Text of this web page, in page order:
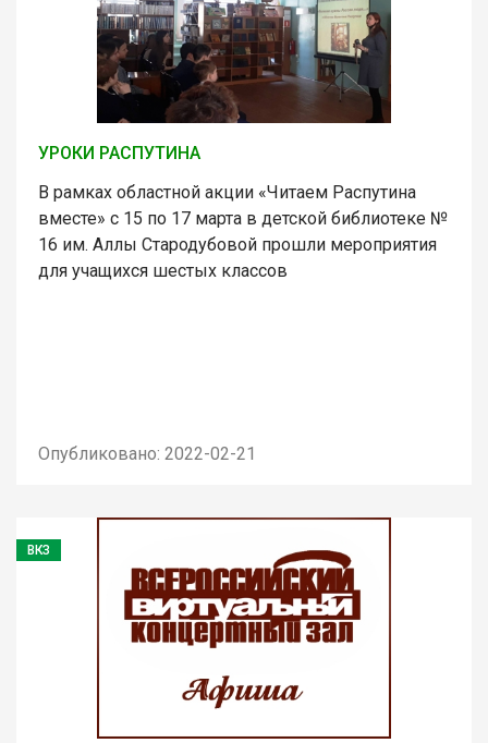
УРОКИ РАСПУТИНА
В рамках областной акции «Читаем Распутина
вместе» с 15 по 17 марта в детской библиотеке №
16 им. Аллы Стародубовой прошли мероприятия
для учащихся шестых классов
Опубликовано: 2022-02-21
ВКЗ